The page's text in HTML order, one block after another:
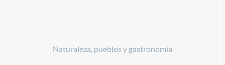
Naturaleza, pueblos y gastronomía